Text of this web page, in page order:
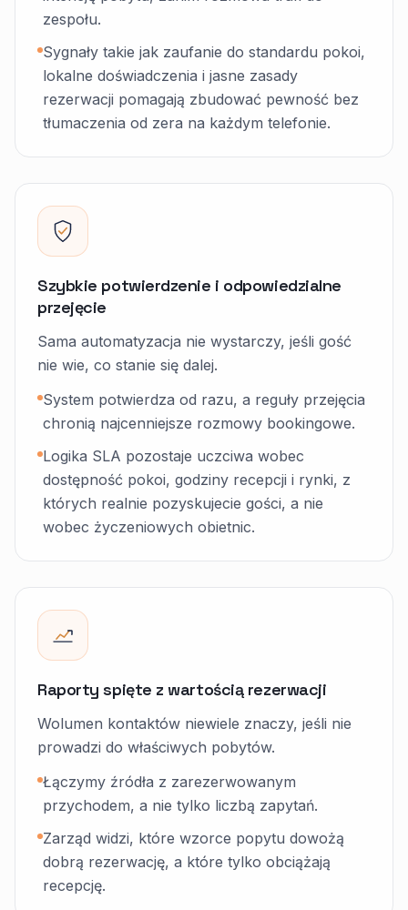
zespołu.
Sygnały takie jak zaufanie do standardu pokoi,
lokalne doświadczenia i jasne zasady
rezerwacji pomagają zbudować pewność bez
tłumaczenia od zera na każdym telefonie.
Szybkie potwierdzenie i odpowiedzialne
przejęcie
Sama automatyzacja nie wystarczy, jeśli gość
nie wie, co stanie się dalej.
System potwierdza od razu, a reguły przejęcia
chronią najcenniejsze rozmowy bookingowe.
Logika SLA pozostaje uczciwa wobec
dostępność pokoi, godziny recepcji i rynki, z
których realnie pozyskujecie gości, a nie
wobec życzeniowych obietnic.
Raporty spięte z wartością rezerwacji
Wolumen kontaktów niewiele znaczy, jeśli nie
prowadzi do właściwych pobytów.
Łączymy źródła z zarezerwowanym
przychodem, a nie tylko liczbą zapytań.
Zarząd widzi, które wzorce popytu dowożą
dobrą rezerwację, a które tylko obciążają
recepcję.